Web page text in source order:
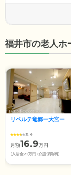
福井市の老人ホ
リベルテ竜郷ー大宮ー
3.4
月額16.9万円
(入居金20万円+介護保険料)